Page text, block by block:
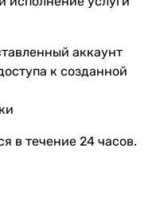
аккаунт
к созданной
в течение 24 часов.